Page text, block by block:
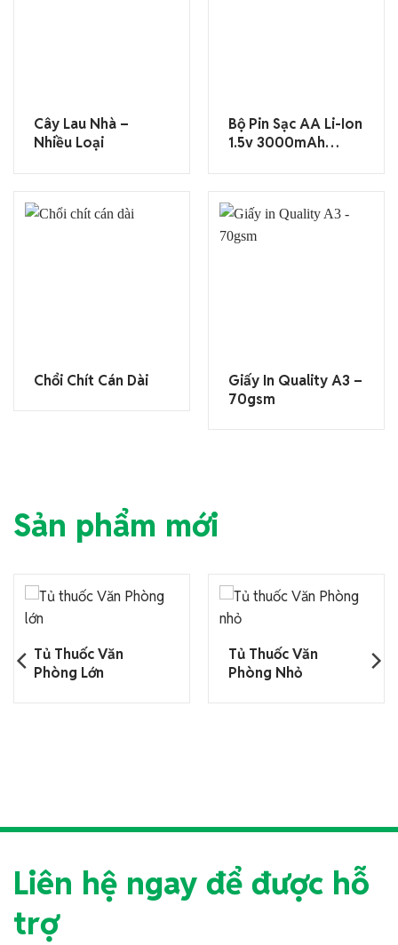
Cây Lau Nhà –
Nhiều Loại
Bộ Pin Sạc AA Li-Ion
1.5v 3000mAh
Chổi Chít Cán Dài
Giấy In Quality A3 –
70gsm
Sản phẩm mới
Tủ Thuốc Văn
Phòng Lớn
Tủ Thuốc Văn
Phòng Nhỏ
Liên hệ ngay để được hỗ
trợ